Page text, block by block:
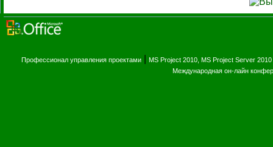
Профессионал управления проектами MS Project 2010, MS Project Server 2010
Международная он-лайн